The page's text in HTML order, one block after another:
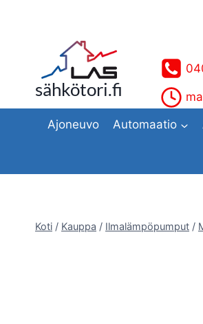
sähkötori.fi
Ajoneuvo Automaatio
Koti / Kauppa / Ilmalämpöpumput /